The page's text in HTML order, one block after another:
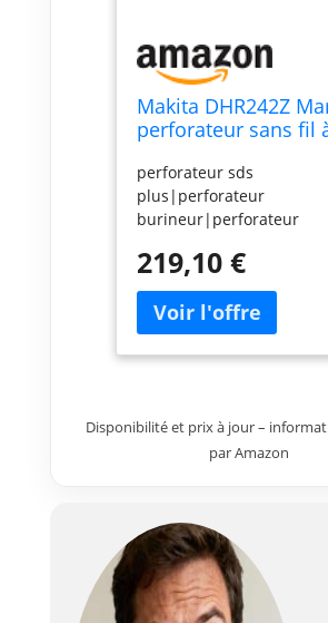
Makita DHR242Z
perforateur sans fil
perforateur sds
plus|perforateur
burineur|perforateur
cher|perforateur
makita|perforateur sans
fil|marteau
perforateur|perforateur
V|perforateur sur
219,10 €
Disponibilité et prix à jour –
par Amazon